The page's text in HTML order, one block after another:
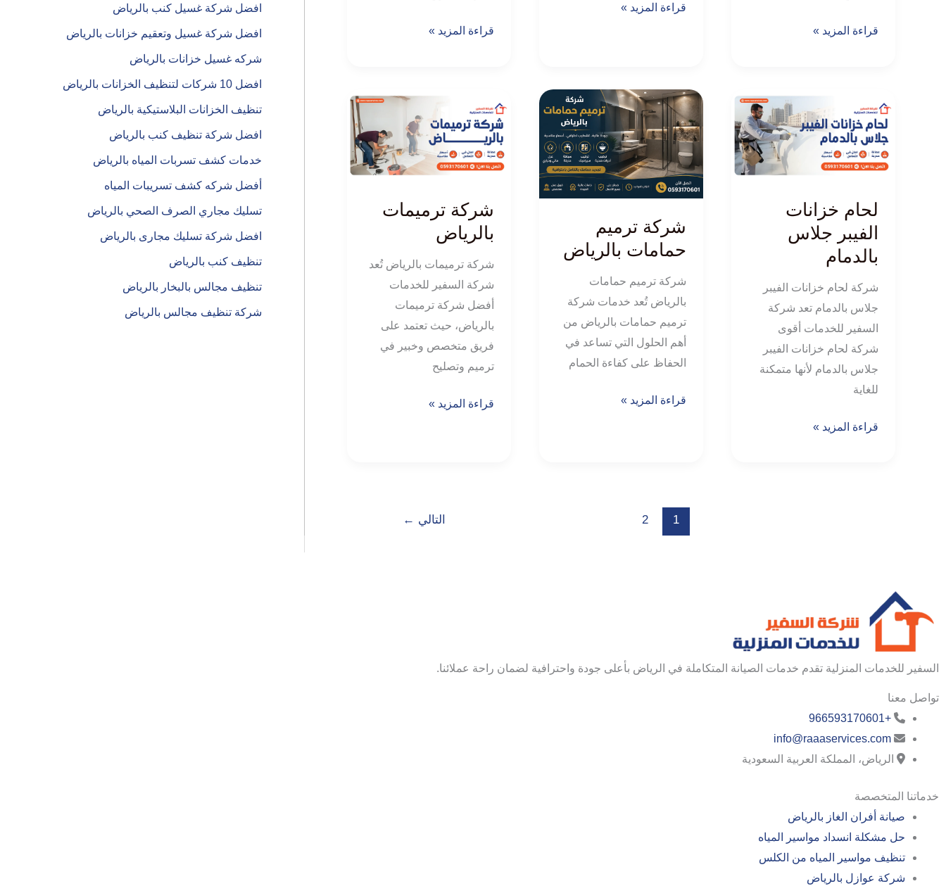
قراءة المزيد »
قراءة المزيد »
قراءة المزيد »
لحام خزانات
الفيبر جلاس
بالدمام
شركة لحام خزانات الفيبر
جلاس بالدمام تعد شركة
السفير للخدمات أقوى
شركة لحام خزانات الفيبر
جلاس بالدمام لأنها متمكنة
للغاية
خزانات
الفيبر
جلاس
قراءة المزيد »
شركة ترميم
حمامات بالرياض
شركة ترميم حمامات
بالرياض تُعد خدمات شركة
ترميم حمامات بالرياض من
أهم الحلول التي تساعد في
الحفاظ على كفاءة الحمام
شركة
ترميم
حمامات
بالرياض
قراءة المزيد »
شركة ترميمات
بالرياض
شركة ترميمات بالرياض تُعد
شركة السفير للخدمات
أفضل شركة ترميمات
بالرياض، حيث تعتمد على
فريق متخصص وخبير في
ترميم وتصليح
ترميمات
بالرياض
قراءة المزيد »
1
2 التالي ←
افضل شركة غسيل كنب بالرياض
افضل شركة غسيل وتعقيم خزانات بالرياض
شركه غسيل خزانات بالرياض
افضل 10 شركات لتنظيف الخزانات بالرياض
تنظيف الخزانات البلاستيكية بالرياض
افضل شركة تنظيف كنب بالرياض
خدمات كشف تسربات المياه بالرياض
أفضل شركه كشف تسريبات المياه
تسليك مجاري الصرف الصحي بالرياض
افضل شركة تسليك مجارى بالرياض
تنظيف كنب بالرياض
تنظيف مجالس بالبخار بالرياض
شركة تنظيف مجالس بالرياض
السفير للخدمات المنزلية تقدم خدمات الصيانة المتكاملة في الرياض بأعلى جودة واحترافية لضمان راحة عملائنا.
تواصل معنا
+966593170601
info@raaaservices.com
الرياض، المملكة العربية السعودية
خدماتنا المتخصصة
صيانة أفران الغاز بالرياض
حل مشكلة انسداد مواسير المياه
تنظيف مواسير المياه من الكلس
شركة عوازل بالرياض